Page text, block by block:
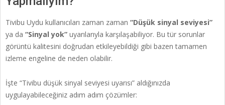
Tivibu Uydu kullanıcıları zaman zaman “Düşük sinyal seviyesi”
ya da “Sinyal yok” uyarılarıyla karşılaşabiliyor. Bu tür sorunlar
görüntü kalitesini doğrudan etkileyebildiği gibi bazen tamamen
izleme engeline de neden olabilir.
İşte “Tivibu düşük sinyal seviyesi uyarısı” aldığınızda
uygulayabileceğiniz adım adım çözümler: